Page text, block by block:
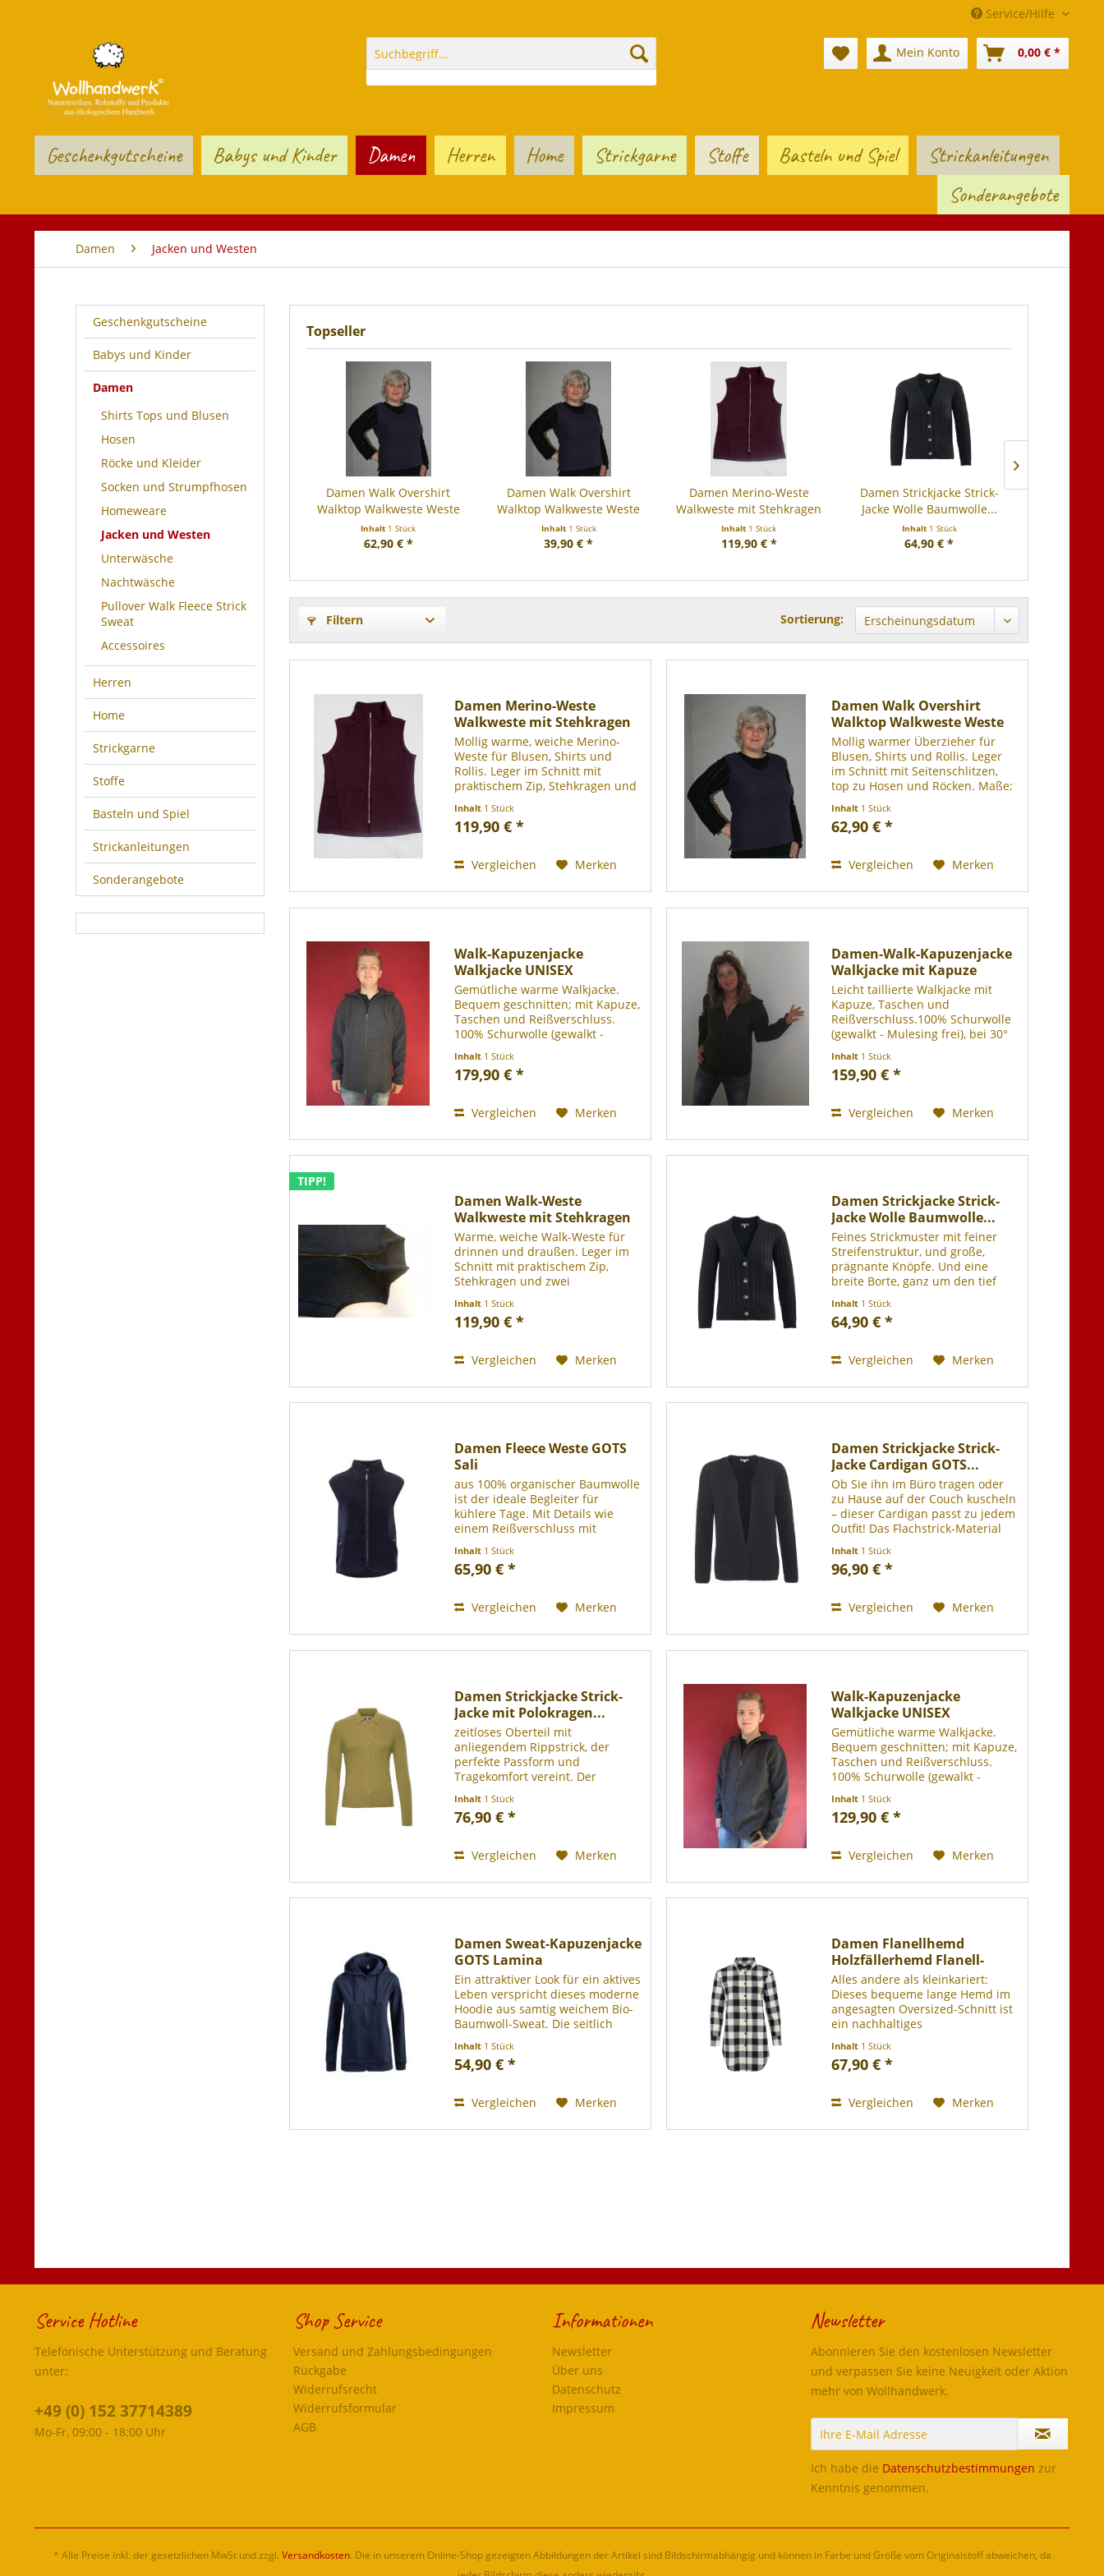
Service/Hilfe
Mein Konto 0,00 € *
Geschenkgutscheine Babys und Kinder Damen Herren Home Strickgarne Stoffe Basteln und Spiel
Strickanleitungen
Sonderangebote
Damen Jacken und Westen
Geschenkgutscheine
Babys und Kinder
Damen
Shirts Tops und Blusen
Hosen
Röcke und Kleider
Socken und Strumpfhosen
Homeweare
Jacken und Westen
Unterwäsche
Nachtwäsche
Pullover Walk Fleece Strick
Sweat
Accessoires
Herren
Home
Strickgarne
Stoffe
Basteln und Spiel
Strickanleitungen
Sonderangebote
Topseller
Damen Walk Overshirt
Walktop Walkweste Weste
Inhalt 1 Stück
62,90 € *
Damen Walk Overshirt
Walktop Walkweste Weste
Inhalt 1 Stück
39,90 € *
Damen Merino-Weste
Walkweste mit Stehkragen
Inhalt 1 Stück
119,90 € *
Damen Strickjacke Strick-
Jacke Wolle Baumwolle...
Inhalt 1 Stück
64,90 € *
Filtern Sortierung:
Damen Merino-Weste
Walkweste mit Stehkragen
Mollig warme, weiche Merino-
Weste für Blusen, Shirts und
Rollis. Leger im Schnitt mit
praktischem Zip, Stehkragen und
etwas länger geschnitten, top zu
Hosen und Röcken. Maße: Gr.
Inhalt 1 Stück
119,90 € *
Vergleichen Merken
Damen Walk Overshirt
Walktop Walkweste Weste
Mollig warmer Überzieher für
Blusen, Shirts und Rollis. Leger
im Schnitt mit Seitenschlitzen,
top zu Hosen und Röcken. Maße:
49cm. Länge hinten: ca. 61cm.
Unterer Saum einfach: ca. 54cm.
Inhalt 1 Stück
62,90 € *
Vergleichen Merken
Walk-Kapuzenjacke
Walkjacke UNISEX
Gemütliche warme Walkjacke.
Bequem geschnitten; mit Kapuze,
Taschen und Reißverschluss.
100% Schurwolle (gewalkt -
Wollwaschgang waschbar.
Inhalt 1 Stück
179,90 € *
Vergleichen Merken
Damen-Walk-Kapuzenjacke
Walkjacke mit Kapuze
Leicht taillierte Walkjacke mit
Kapuze, Taschen und
Reißverschluss.100% Schurwolle
(gewalkt - Mulesing frei), bei 30°
waschbar.
Inhalt 1 Stück
159,90 € *
Vergleichen Merken
TIPP!
Damen Walk-Weste
Walkweste mit Stehkragen
Warme, weiche Walk-Weste für
drinnen und draußen. Leger im
Schnitt mit praktischem Zip,
Stehkragen und zwei
länger geschnitten, top zu Hosen
und Röcken. Maße: Gr. 36/38
Länge...
Inhalt 1 Stück
119,90 € *
Vergleichen Merken
Damen Strickjacke Strick-
Jacke Wolle Baumwolle...
Feines Strickmuster mit feiner
Streifenstruktur, und große,
prägnante Knöpfe. Und eine
breite Borte, ganz um den tief
herum. Entdecken Sie einen
dezent-prägnanten Abschluss für
Inhalt 1 Stück
64,90 € *
Vergleichen Merken
Damen Fleece Weste GOTS
Sali
aus 100% organischer Baumwolle
ist der ideale Begleiter für
kühlere Tage. Mit Details wie
einem Reißverschluss mit
Taschen mit Reißverschluss und
einem eleganten Stehkragen
Inhalt 1 Stück
65,90 € *
Vergleichen Merken
Damen Strickjacke Strick-
Jacke Cardigan GOTS...
Ob Sie ihn im Büro tragen oder
zu Hause auf der Couch kuscheln
– dieser Cardigan passt zu jedem
Outfit! Das Flachstrick-Material
sich himmlisch weich an und
vermittelt pures Wohlbefinden.
Inhalt 1 Stück
96,90 € *
Vergleichen Merken
Damen Strickjacke Strick-
Jacke mit Polokragen...
zeitloses Oberteil mit
anliegendem Rippstrick, der
perfekte Passform und
Tragekomfort vereint. Der
kunstvoll gestrickt ist, sowie die
schmale Knopfleiste mit edlen
betonen die...
Inhalt 1 Stück
76,90 € *
Vergleichen Merken
Walk-Kapuzenjacke
Walkjacke UNISEX
Gemütliche warme Walkjacke.
Bequem geschnitten; mit Kapuze,
Taschen und Reißverschluss.
100% Schurwolle (gewalkt -
Wollwaschgang waschbar.
Inhalt 1 Stück
129,90 € *
Vergleichen Merken
Damen Sweat-Kapuzenjacke
GOTS Lamina
Ein attraktiver Look für ein aktives
Leben verspricht dieses moderne
Hoodie aus samtig weichem Bio-
Baumwoll-Sweat. Die seitlich
einen dezent taillierten,
femininen Look und die breiten
Inhalt 1 Stück
54,90 € *
Vergleichen Merken
Damen Flanellhemd
Holzfällerhemd Flanell-
Hemd...
Alles andere als kleinkariert:
Dieses bequeme lange Hemd im
angesagten Oversized-Schnitt ist
ein nachhaltiges
nicht nur offen als trendige Jacke
im Holzfäller-Look tragen,
Inhalt 1 Stück
67,90 € *
Vergleichen Merken
Service Hotline
Telefonische Unterstützung und Beratung
unter:
+49 (0) 152 37714389
Mo-Fr, 09:00 - 18:00 Uhr
Shop Service
Versand und Zahlungsbedingungen
Rückgabe
Widerrufsrecht
Widerrufsformular
AGB
Informationen
Newsletter
Über uns
Datenschutz
Impressum
Newsletter
Abonnieren Sie den kostenlosen Newsletter
und verpassen Sie keine Neuigkeit oder Aktion
mehr von Wollhandwerk.
Ich habe die Datenschutzbestimmungen zur
Kenntnis genommen.
* Alle Preise inkl. der gesetzlichen MwSt und zzgl. Versandkosten. Die in unserem Online-Shop gezeigten Abbildungen der Artikel sind Bildschirmabhängig und können in Farbe und Größe vom Originalstoff abweichen, da